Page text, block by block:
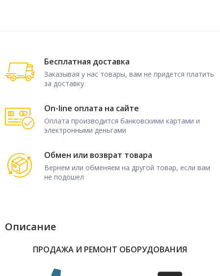
Бесплатная доставка
Заказывая у нас товары, вам не придется платить
за доставку
On-line оплата на сайте
Оплата производится банковскими картами и
электронными деньгами
Обмен или возврат товара
Вернем или обменяем на другой товар, если вам
не подошел
Описание
ПРОДАЖА И РЕМОНТ ОБОРУДОВАНИЯ